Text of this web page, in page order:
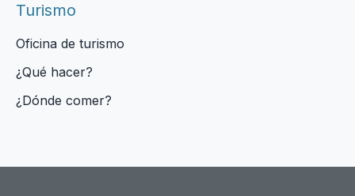
Turismo
Oficina de turismo
¿Qué hacer?
¿Dónde comer?